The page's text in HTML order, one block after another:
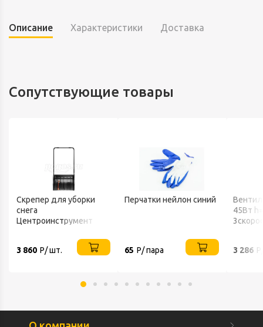
Описание Характеристики Доставка
Сопутствующие товары
Скрепер для уборки
снега
Центроинструмент
3 860 Р/ шт.
Перчатки нейлон синий
65 Р/ пара
45Вт
3 286